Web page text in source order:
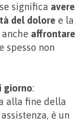
significa avere
del dolore e la
anche affrontare
spesso non
giorno:
alla fine della
è un